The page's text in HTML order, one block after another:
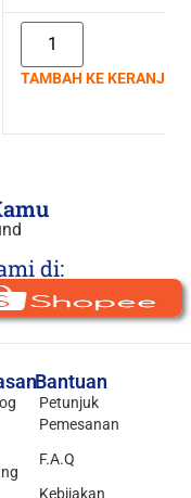
TAMBAH KE
di:
Bantuan
Petunjuk
Pemesanan
F.A.Q
Kebijakan